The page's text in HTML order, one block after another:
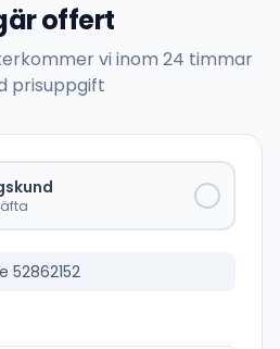
offert
vi inom 24 timmar
prisuppgift
52862152